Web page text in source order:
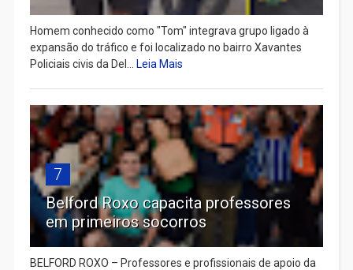
Homem conhecido como "Tom" integrava grupo ligado à
expansão do tráfico e foi localizado no bairro Xavantes
Policiais civis da Del...
Leia Mais
7
Belford Roxo capacita professores
em primeiros socorros
BELFORD ROXO – Professores e profissionais de apoio da